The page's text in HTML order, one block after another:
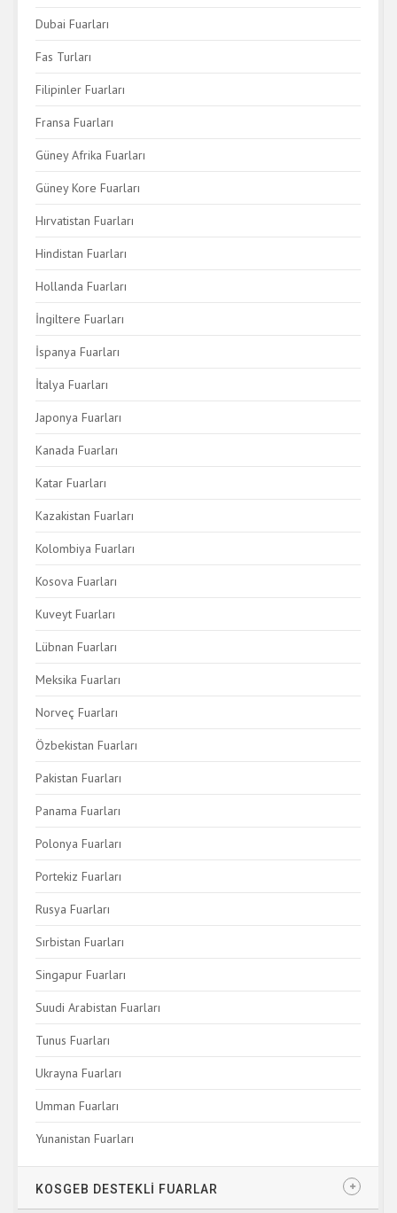
Dubai Fuarları
Fas Turları
Filipinler Fuarları
Fransa Fuarları
Güney Afrika Fuarları
Güney Kore Fuarları
Hırvatistan Fuarları
Hindistan Fuarları
Hollanda Fuarları
İngiltere Fuarları
İspanya Fuarları
İtalya Fuarları
Japonya Fuarları
Kanada Fuarları
Katar Fuarları
Kazakistan Fuarları
Kolombiya Fuarları
Kosova Fuarları
Kuveyt Fuarları
Lübnan Fuarları
Meksika Fuarları
Norveç Fuarları
Özbekistan Fuarları
Pakistan Fuarları
Panama Fuarları
Polonya Fuarları
Portekiz Fuarları
Rusya Fuarları
Sırbistan Fuarları
Singapur Fuarları
Suudi Arabistan Fuarları
Tunus Fuarları
Ukrayna Fuarları
Umman Fuarları
Yunanistan Fuarları
KOSGEB DESTEKLİ FUARLAR